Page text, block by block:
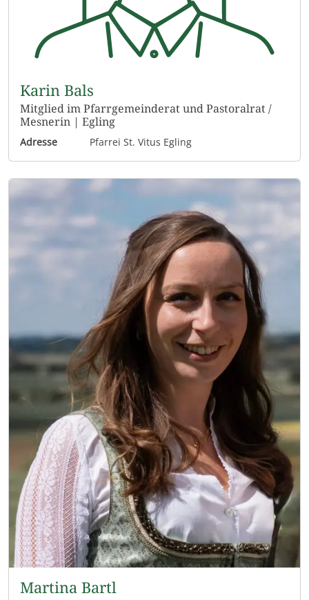
Karin Bals
Mitglied im Pfarrgemeinderat und Pastoralrat /
Mesnerin | Egling
Adresse Pfarrei St. Vitus Egling
Martina Bartl